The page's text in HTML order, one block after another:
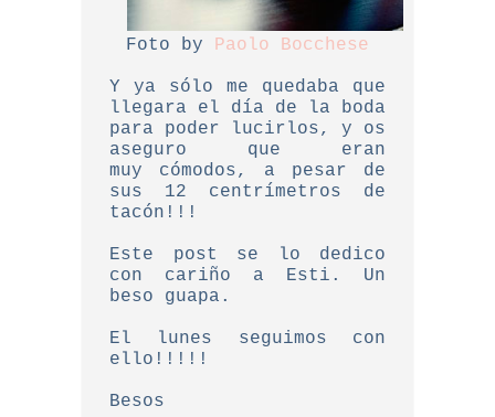
Foto by Paolo Bocchese
Y ya sólo me quedaba que
llegara el día de la boda
para poder lucirlos, y os
aseguro que eran
muy cómodos, a pesar de
sus 12 centrímetros de
tacón!!!
Este post se lo dedico
con cariño a Esti. Un
beso guapa.
El lunes seguimos con
ello!!!!!
Besos